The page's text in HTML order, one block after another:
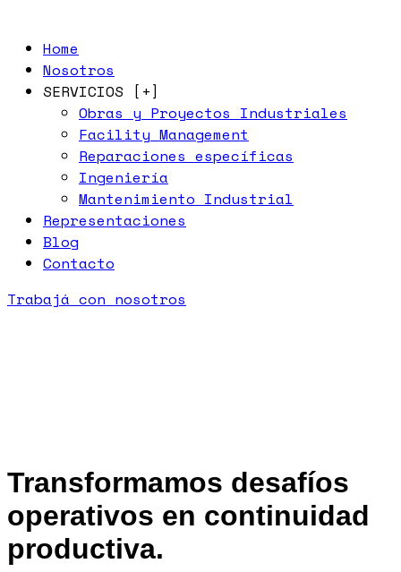
Home
Nosotros
SERVICIOS [+]
Obras y Proyectos Industriales
Facility Management
Reparaciones específicas
Ingeniería
Mantenimiento Industrial
Representaciones
Blog
Contacto
Trabajá con nosotros
Transformamos desafíos
operativos en continuidad
productiva.